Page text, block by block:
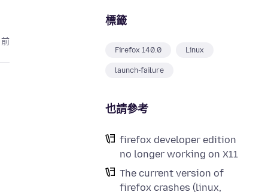
標籤
Firefox 140.0 Linux
launch-failure
也請參考
firefox developer edition
no longer working on X11
The current version of
firefox crashes (linux,